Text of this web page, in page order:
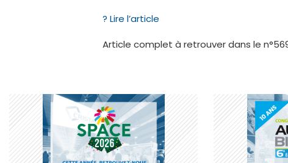
? Lire l’article
Article complet à retrouver dans le